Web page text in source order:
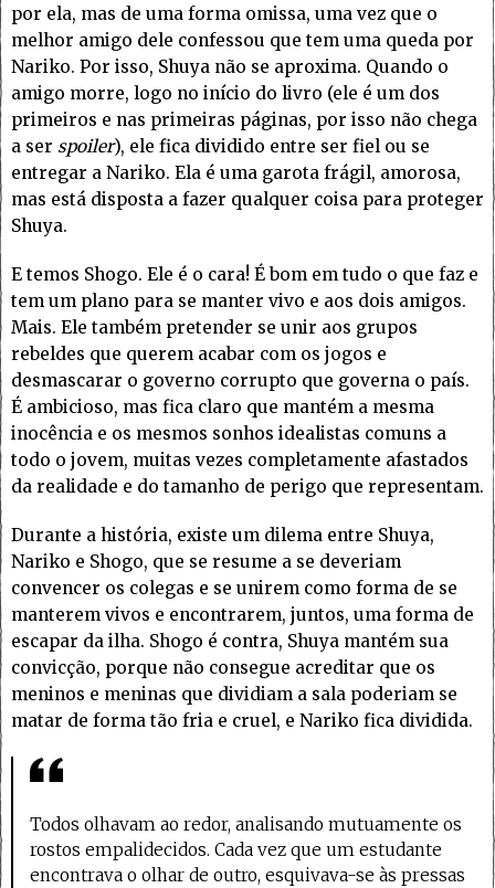
por ela, mas de uma forma omissa, uma vez que o
melhor amigo dele confessou que tem uma queda por
Nariko. Por isso, Shuya não se aproxima. Quando o
amigo morre, logo no início do livro (ele é um dos
primeiros e nas primeiras páginas, por isso não chega
a ser spoiler), ele fica dividido entre ser fiel ou se
entregar a Nariko. Ela é uma garota frágil, amorosa,
mas está disposta a fazer qualquer coisa para proteger
Shuya.
E temos Shogo. Ele é o cara! É bom em tudo o que faz e
tem um plano para se manter vivo e aos dois amigos.
Mais. Ele também pretender se unir aos grupos
rebeldes que querem acabar com os jogos e
desmascarar o governo corrupto que governa o país.
É ambicioso, mas fica claro que mantém a mesma
inocência e os mesmos sonhos idealistas comuns a
todo o jovem, muitas vezes completamente afastados
da realidade e do tamanho de perigo que representam.
Durante a história, existe um dilema entre Shuya,
Nariko e Shogo, que se resume a se deveriam
convencer os colegas e se unirem como forma de se
manterem vivos e encontrarem, juntos, uma forma de
escapar da ilha. Shogo é contra, Shuya mantém sua
convicção, porque não consegue acreditar que os
meninos e meninas que dividiam a sala poderiam se
matar de forma tão fria e cruel, e Nariko fica dividida.
Todos olhavam ao redor, analisando mutuamente os
rostos empalidecidos. Cada vez que um estudante
encontrava o olhar de outro, esquivava-se às pressas